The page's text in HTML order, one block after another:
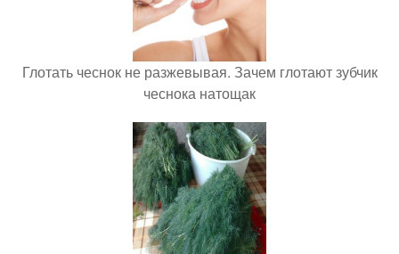
Глотать чеснок не разжевывая. Зачем глотают зубчик
чеснока натощак